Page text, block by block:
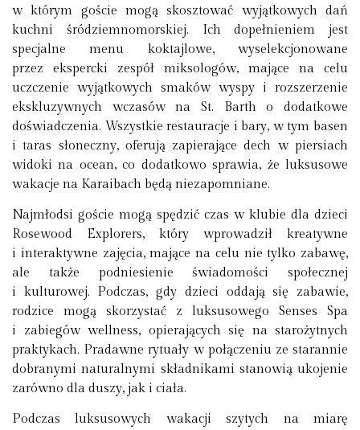
w którym goście mogą skosztować wyjątkowych dań
kuchni śródziemnomorskiej. Ich dopełnieniem jest
specjalne menu koktajlowe, wyselekcjonowane
przez ekspercki zespół miksologów, mające na celu
uczczenie wyjątkowych smaków wyspy i rozszerzenie
ekskluzywnych wczasów na St. Barth o dodatkowe
doświadczenia. Wszystkie restauracje i bary, w tym basen
i taras słoneczny, oferują zapierające dech w piersiach
widoki na ocean, co dodatkowo sprawia, że luksusowe
wakacje na Karaibach będą niezapomniane.
Najmłodsi goście mogą spędzić czas w klubie dla dzieci
Rosewood Explorers, który wprowadził kreatywne
i interaktywne zajęcia, mające na celu nie tylko zabawę,
ale także podniesienie świadomości społecznej
i kulturowej. Podczas, gdy dzieci oddają się zabawie,
rodzice mogą skorzystać z luksusowego Senses Spa
i zabiegów wellness, opierających się na starożytnych
praktykach. Pradawne rytuały w połączeniu ze starannie
dobranymi naturalnymi składnikami stanowią ukojenie
zarówno dla duszy, jak i ciała.
Podczas luksusowych wakacji szytych na miarę